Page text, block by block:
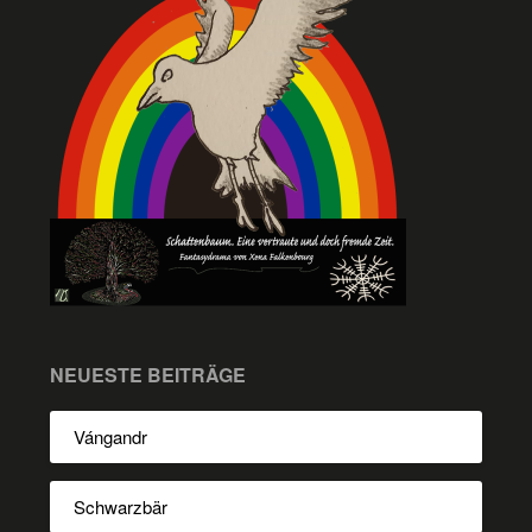
NEUESTE BEITRÄGE
Vángandr
Schwarzbär